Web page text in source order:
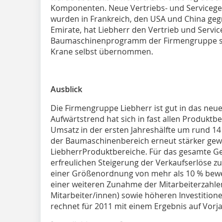
Komponenten. Neue Vertriebs- und
wurden in Frankreich, den USA und China
Emirate, hat Liebherr den Vertrieb und
Baumaschinenprogramm der Firmengruppe
Krane selbst übernommen.
Ausblick
Die Firmengruppe Liebherr ist gut in das
Aufwärtstrend hat sich in fast allen
Umsatz in der ersten Jahreshälfte um rund
der Baumaschinenbereich erneut stärker
LiebherrProduktbereiche. Für das gesamte
erfreulichen Steigerung der Verkaufserlöse
einer Größenordnung von mehr als 10 %
einer weiteren Zunahme der
Mitarbeiter/innen) sowie höheren
rechnet für 2011 mit einem Ergebnis auf